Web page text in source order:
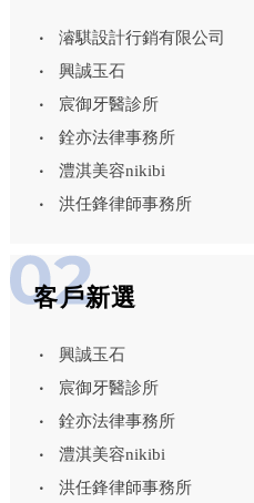
濬騏設計行銷有限公司
興誠玉石
宸御牙醫診所
銓亦法律事務所
澧淇美容nikibi
洪任鋒律師事務所
客戶新選
興誠玉石
宸御牙醫診所
銓亦法律事務所
澧淇美容nikibi
洪任鋒律師事務所